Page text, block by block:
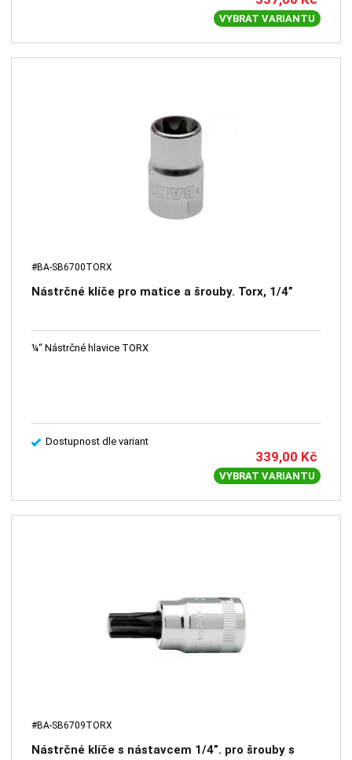
VYBRAT VARIANTU
#BA-SB6700TORX
Nástrčné klíče pro matice a šrouby. Torx, 1/4”
¼“ Nástrčné hlavice TORX
Dostupnost dle variant
339,00 Kč
VYBRAT VARIANTU
#BA-SB6709TORX
Nástrčné klíče s nástavcem 1/4”. pro šrouby s